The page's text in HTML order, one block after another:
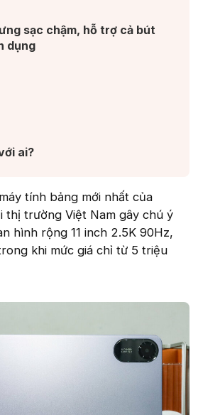
sạc chậm, hỗ trợ cả bút
dụng
ai?​
tính bảng mới nhất của
thị trường Việt Nam gây chú ý
hình rộng 11 inch 2.5K 90Hz,
khi mức giá chỉ từ 5 triệu